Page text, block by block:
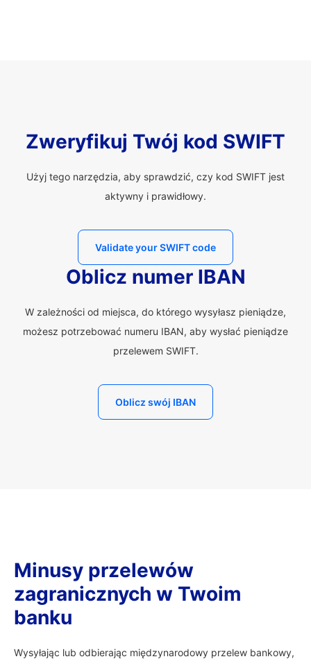
Zweryfikuj Twój kod SWIFT
Użyj tego narzędzia, aby sprawdzić, czy kod SWIFT jest
aktywny i prawidłowy.
Validate your SWIFT code
Oblicz numer IBAN
W zależności od miejsca, do którego wysyłasz pieniądze,
możesz potrzebować numeru IBAN, aby wysłać pieniądze
przelewem SWIFT.
Oblicz swój IBAN
Minusy przelewów
zagranicznych w Twoim
banku
Wysyłając lub odbierając międzynarodowy przelew bankowy,